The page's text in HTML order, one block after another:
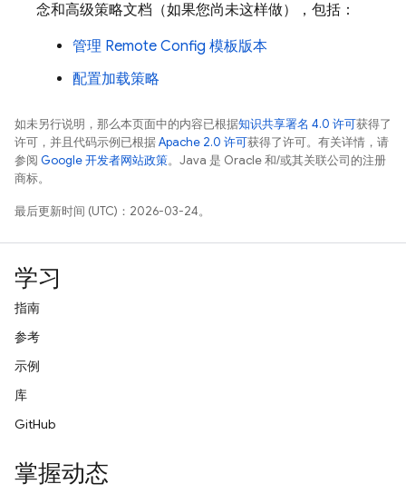
念和高级策略文档（如果您尚未这样做），包括：
管理 Remote Config 模板版本
配置加载策略
如未另行说明，那么本页面中的内容已根据知识共享署名 4.0 许可获得了
许可，并且代码示例已根据Apache 2.0 许可获得了许可。有关详情，请
参阅 Google 开发者网站政策。Java 是 Oracle 和/或其关联公司的注册
商标。
最后更新时间 (UTC)：2026-03-24。
学习
指南
参考
示例
库
GitHub
掌握动态